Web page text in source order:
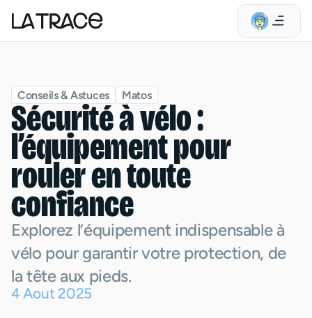
Conseils & Astuces Matos
Sécurité à vélo :
l’équipement pour
rouler en toute
confiance
Explorez l’équipement indispensable à
vélo pour garantir votre protection, de
la tête aux pieds.
4Aout2025